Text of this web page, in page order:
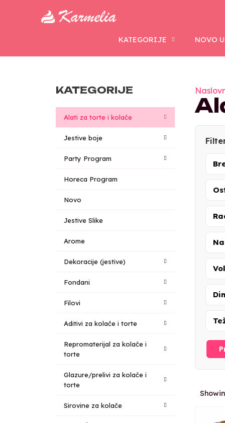
KATEGORIJE NOVO
KATEGORIJE
Alati za torte i kolače
Jestive boje
Party Program
Horeca Program
Novo
Jestive Slike
Arome
Dekoracije (jestive)
Fondani
Filovi
Aditivi za kolače i torte
Repromaterijal za kolače i
torte
Glazure/prelivi za kolače i
torte
Sirovine za kolače